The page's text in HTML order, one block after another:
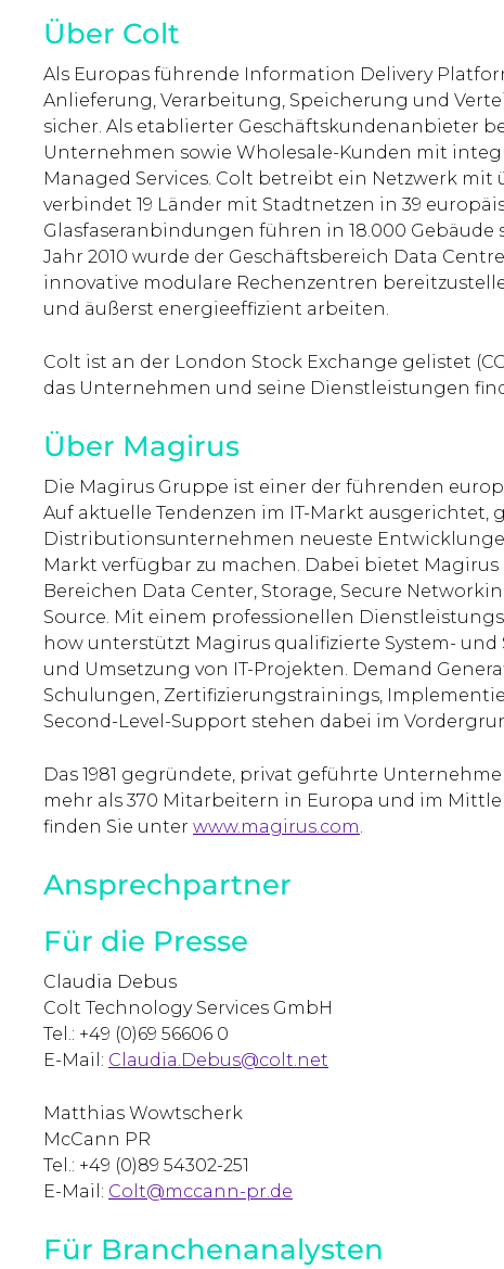
Über Colt
Als Europas führende Information Delivery
Anlieferung, Verarbeitung, Speicherung und
sicher. Als etablierter Geschäftskundenanbieter
Unternehmen sowie Wholesale-Kunden mit
Managed Services. Colt betreibt ein Netzwerk mit
verbindet 19 Länder mit Stadtnetzen in 39
Glasfaseranbindungen führen in 18.000 Gebäude
Jahr 2010 wurde der Geschäftsbereich Data
innovative modulare Rechenzentren
und äußerst energieeffizient arbeiten.
Colt ist an der London Stock Exchange gelistet
das Unternehmen und seine Dienstleistungen
Über Magirus
Die Magirus Gruppe ist einer der führenden
Auf aktuelle Tendenzen im IT-Markt ausgerichtet,
Distributionsunternehmen neueste
Markt verfügbar zu machen. Dabei bietet
Bereichen Data Center, Storage, Secure
Source. Mit einem professionellen
how unterstützt Magirus qualifizierte System-
und Umsetzung von IT-Projekten. Demand
Schulungen, Zertifizierungstrainings,
Second-Level-Support stehen dabei im
Das 1981 gegründete, privat geführte
mehr als 370 Mitarbeitern in Europa und im
finden Sie unter www.magirus.com.
Ansprechpartner
Für die Presse
Claudia Debus
Colt Technology Services GmbH
Tel.: +49 (0)69 56606 0
E-Mail: Claudia.Debus@colt.net
Matthias Wowtscherk
McCann PR
Tel.: +49 (0)89 54302-251
E-Mail: Colt@mccann-pr.de
Für Branchenanalysten